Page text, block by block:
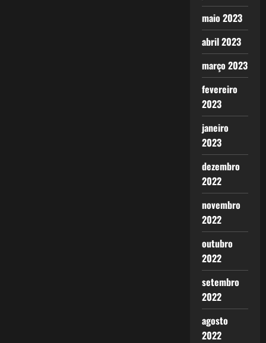
maio 2023
abril 2023
março 2023
fevereiro
2023
janeiro
2023
dezembro
2022
novembro
2022
outubro
2022
setembro
2022
agosto
2022